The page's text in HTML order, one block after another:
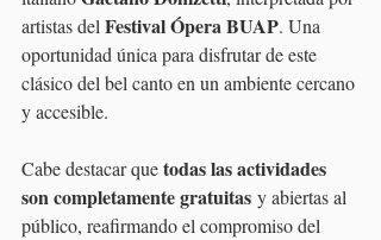
artistas del Festival Ópera BUAP. Una
oportunidad única para disfrutar de este
clásico del bel canto en un ambiente cercano
y accesible.
Cabe destacar que todas las actividades
son completamente gratuitas y abiertas al
público, reafirmando el compromiso del